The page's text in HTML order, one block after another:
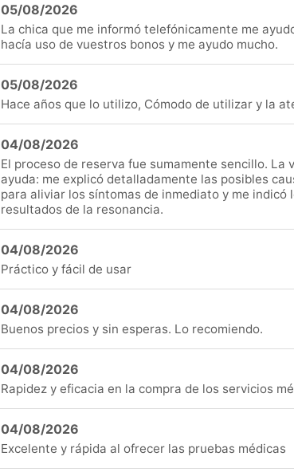
05/08/2026
La chica que me informó telefónicamente me
hacía uso de vuestros bonos y me ayudo mucho.
05/08/2026
Hace años que lo utilizo, Cómodo de utilizar y la
04/08/2026
El proceso de reserva fue sumamente sencillo.
ayuda: me explicó detalladamente las posibles
para aliviar los síntomas de inmediato y me indicó
resultados de la resonancia.
04/08/2026
Práctico y fácil de usar
04/08/2026
Buenos precios y sin esperas. Lo recomiendo.
04/08/2026
Rapidez y eficacia en la compra de los servicios
04/08/2026
Excelente y rápida al ofrecer las pruebas médicas